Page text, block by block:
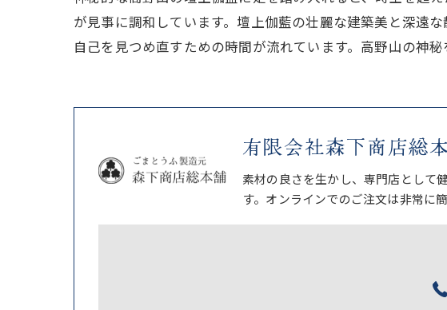
が見事に調和しています。壇上伽藍の壮麗な建築美と深遠
自己を見つめ直すための時間が流れています。高野山の神
有限会社森下商店総
素材の良さを生かし、専門店として
す。オンラインでのご注文は非常に